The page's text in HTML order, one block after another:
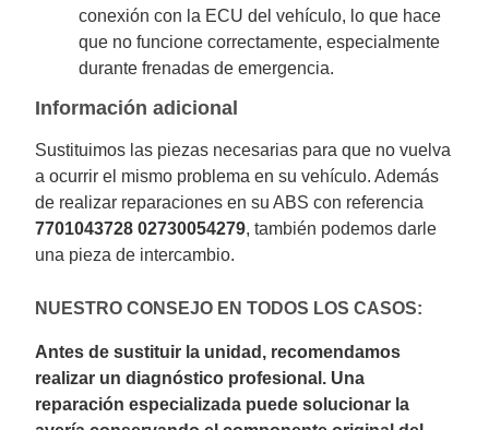
conexión con la ECU del vehículo, lo que hace
que no funcione correctamente, especialmente
durante frenadas de emergencia.
Información adicional
Sustituimos las piezas necesarias para que no vuelva
a ocurrir el mismo problema en su vehículo. Además
de realizar reparaciones en su ABS con referencia
7701043728 02730054279, también podemos darle
una pieza de intercambio.
NUESTRO CONSEJO EN TODOS LOS CASOS:
Antes de sustituir la unidad, recomendamos
realizar un diagnóstico profesional. Una
reparación especializada puede solucionar la